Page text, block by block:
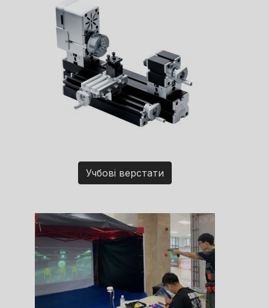
Учбові верстати